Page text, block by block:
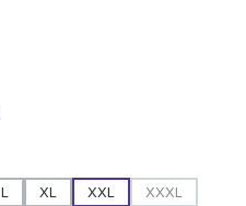
L XL XXL XXXL
(Cette